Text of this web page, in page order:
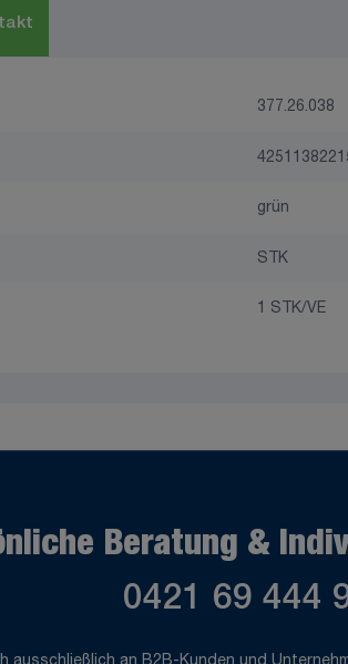
377.26.038
grün
STK
1 STK/VE
Beratung &
0421 69 444